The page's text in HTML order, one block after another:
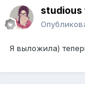
studious
Я выложила)